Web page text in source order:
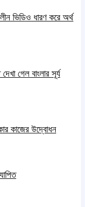
ভিডিও ধারণ করে অর্থ
গেল বাংলার সূর্য
কাজের উদ্বোধন